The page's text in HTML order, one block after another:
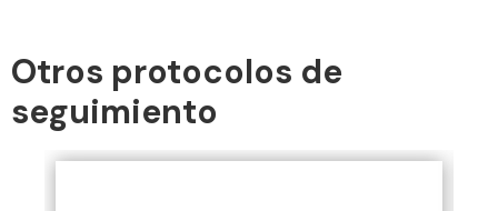
Otros protocolos de
seguimiento